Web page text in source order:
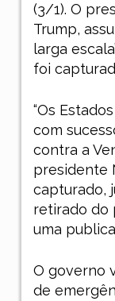
(3/1). O
Trump,
larga
foi
“Os
com
contra a
presidente
capturado,
retirado do
uma
O governo
de